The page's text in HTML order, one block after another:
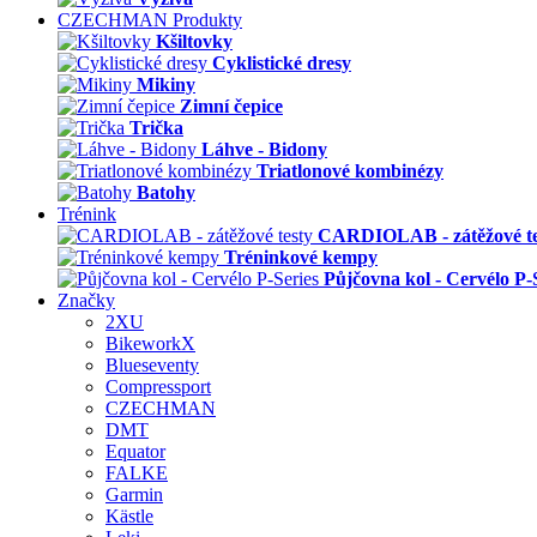
CZECHMAN Produkty
Kšiltovky
Cyklistické dresy
Mikiny
Zimní čepice
Trička
Láhve - Bidony
Triatlonové kombinézy
Batohy
Trénink
CARDIOLAB - zátěžové
Tréninkové kempy
Půjčovna kol - Cervélo P-
Značky
2XU
BikeworkX
Blueseventy
Compressport
CZECHMAN
DMT
Equator
FALKE
Garmin
Kästle